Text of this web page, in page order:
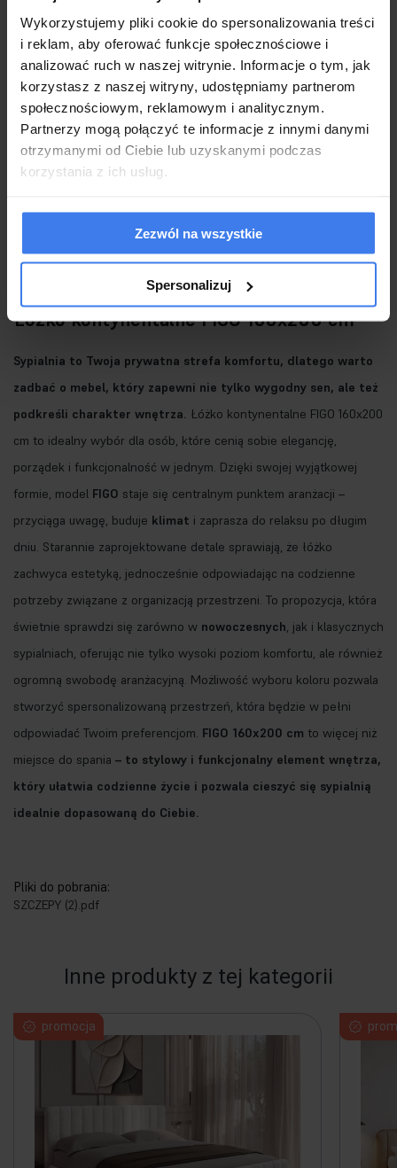
Wykorzystujemy pliki cookie do spersonalizowania treści
i reklam, aby oferować funkcje społecznościowe i
analizować ruch w naszej witrynie. Informacje o tym, jak
korzystasz z naszej witryny, udostępniamy partnerom
społecznościowym, reklamowym i analitycznym.
Partnerzy mogą połączyć te informacje z innymi danymi
otrzymanymi od Ciebie lub uzyskanymi podczas
korzystania z ich usług.
Zezwól na wszystkie
Spersonalizuj
Mechanizm
podnoszenia
Gwarancja 2 lata dla klientów będących konsumentami
Produkcja Polska
Łóżko kontynentalne FIGO 160x200 cm
Sypialnia to Twoja prywatna strefa komfortu, dlatego warto
zadbać o mebel, który zapewni nie tylko wygodny sen, ale też
podkreśli charakter wnętrza. Łóżko kontynentalne FIGO 160x200
cm to idealny wybór dla osób, które cenią sobie elegancję,
porządek i funkcjonalność w jednym. Dzięki swojej wyjątkowej
formie, model FIGO staje się centralnym punktem aranżacji –
przyciąga uwagę, buduje klimat i zaprasza do relaksu po długim
dniu. Starannie zaprojektowane detale sprawiają, że łóżko
zachwyca estetyką, jednocześnie odpowiadając na codzienne
potrzeby związane z organizacją przestrzeni. To propozycja, która
świetnie sprawdzi się zarówno w nowoczesnych, jak i klasycznych
sypialniach, oferując nie tylko wysoki poziom komfortu, ale również
ogromną swobodę aranżacyjną. Możliwość wyboru koloru pozwala
stworzyć spersonalizowaną przestrzeń, która będzie w pełni
odpowiadać Twoim preferencjom. FIGO 160x200 cm to więcej niż
miejsce do spania – to stylowy i funkcjonalny element wnętrza,
który ułatwia codzienne życie i pozwala cieszyć się sypialnią
idealnie dopasowaną do Ciebie.
Pliki do pobrania:
SZCZEPY (2).pdf
Inne produkty z tej kategorii
promocja